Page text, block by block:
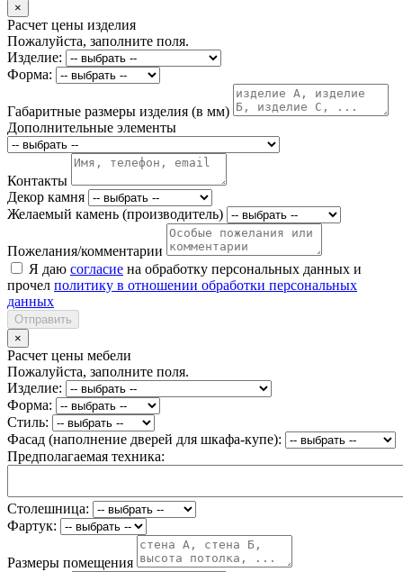
×
Расчет цены изделия
Пожалуйста, заполните поля.
Изделие:
Форма:
Габаритные размеры изделия (в мм)
Дополнительные элементы
Контакты
Декор камня
Желаемый камень (производитель)
Пожелания/комментарии
Я даю согласие на обработку персональных данных и
прочел политику в отношении обработки персональных
данных
Отправить
×
Расчет цены мебели
Пожалуйста, заполните поля.
Изделие:
Форма:
Стиль:
Фасад (наполнение дверей для шкафа-купе):
Предполагаемая техника:
Столешница:
Фартук:
Размеры помещения